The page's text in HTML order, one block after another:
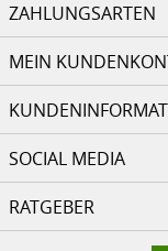
ZAHLUNGSARTEN
MEIN
SOCIAL MEDIA
RATGEBER